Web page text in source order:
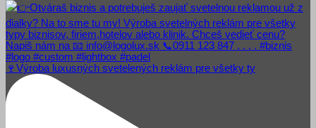
🍷Výroba luxusných svetelených reklám pre všetky ty